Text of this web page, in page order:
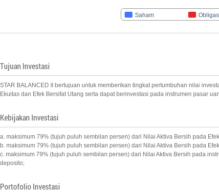
Saham
Tujuan Investasi
STAR BALANCED II bertujuan untuk memberikan tingkat pertumbuhan nilai
Ekuitas dan Efek Bersifat Utang serta dapat berinvestasi pada instrumen pasar
Kebijakan Investasi
a. maksimum 79% (tujuh puluh sembilan persen) dari Nilai Aktiva Bersih pada
b. maksimum 79% (tujuh puluh sembilan persen) dari Nilai Aktiva Bersih pada
c. maksimum 79% (tujuh puluh sembilan persen) dari Nilai Aktiva Bersih pada
deposito;
Portofolio Investasi